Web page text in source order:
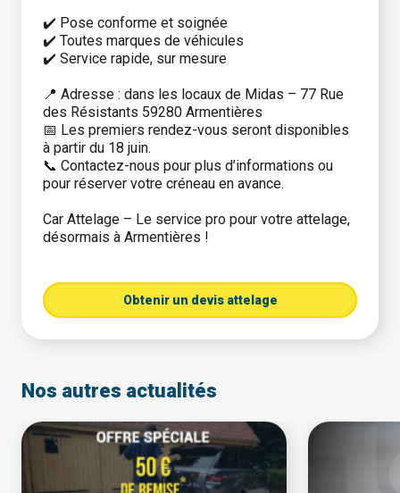
✔️ Pose conforme et soignée
✔️ Toutes marques de véhicules
✔️ Service rapide, sur mesure
📍 Adresse : dans les locaux de Midas – 77 Rue
des Résistants 59280 Armentières
📅 Les premiers rendez-vous seront disponibles
à partir du 18 juin.
📞 Contactez-nous pour plus d’informations ou
pour réserver votre créneau en avance.
Car Attelage – Le service pro pour votre attelage,
désormais à Armentières !
Obtenir un devis attelage
Nos autres actualités